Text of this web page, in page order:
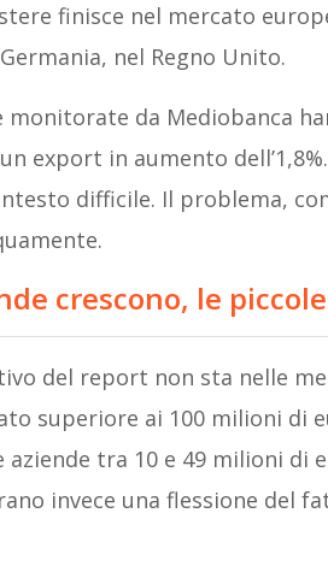
finisce nel mercato
nel Regno Unito.
monitorate da Mediobanca
un export in aumento
difficile. Il problema,
crescono, le
del report non sta nelle
superiore ai 100 milioni di
aziende tra 10 e 49 milioni
invece una flessione del